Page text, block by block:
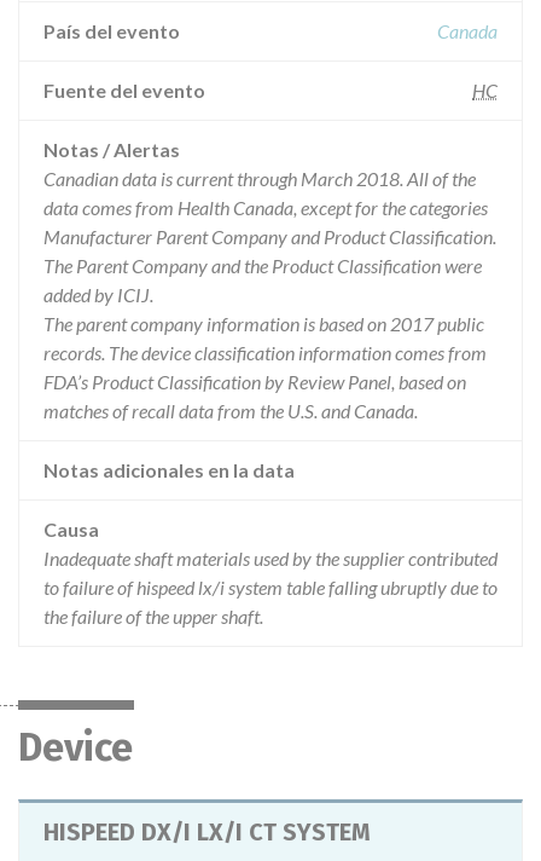
País del evento Canada
Fuente del evento HC
Notas / Alertas
Canadian data is current through March 2018. All of the
data comes from Health Canada, except for the categories
Manufacturer Parent Company and Product Classification.
The Parent Company and the Product Classification were
added by ICIJ.
The parent company information is based on 2017 public
records. The device classification information comes from
FDA’s Product Classification by Review Panel, based on
matches of recall data from the U.S. and Canada.
Notas adicionales en la data
Causa
Inadequate shaft materials used by the supplier contributed
to failure of hispeed lx/i system table falling ubruptly due to
the failure of the upper shaft.
Device
HISPEED DX/I LX/I CT SYSTEM